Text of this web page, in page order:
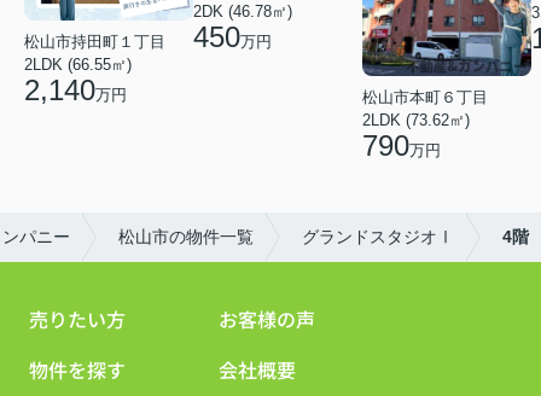
松山市持田町１丁目
2LDK (66.55㎡)
2,140万円
2DK (46.78㎡)
450万円
松山市本町６丁目
2LDK (73.62㎡)
790万円
パニー 松山市の物件一覧 グランドスタジオⅠ 4階
売りたい方
物件を探す
お客様の声
会社概要